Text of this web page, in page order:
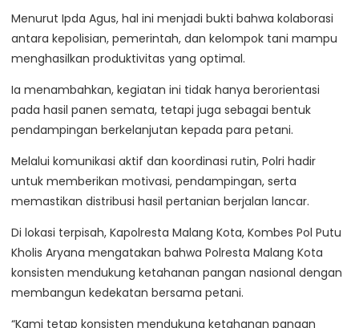
Menurut Ipda Agus, hal ini menjadi bukti bahwa kolaborasi
antara kepolisian, pemerintah, dan kelompok tani mampu
menghasilkan produktivitas yang optimal.
Ia menambahkan, kegiatan ini tidak hanya berorientasi
pada hasil panen semata, tetapi juga sebagai bentuk
pendampingan berkelanjutan kepada para petani.
Melalui komunikasi aktif dan koordinasi rutin, Polri hadir
untuk memberikan motivasi, pendampingan, serta
memastikan distribusi hasil pertanian berjalan lancar.
Di lokasi terpisah, Kapolresta Malang Kota, Kombes Pol Putu
Kholis Aryana mengatakan bahwa Polresta Malang Kota
konsisten mendukung ketahanan pangan nasional dengan
membangun kedekatan bersama petani.
“Kami tetap konsisten mendukung ketahanan pangan